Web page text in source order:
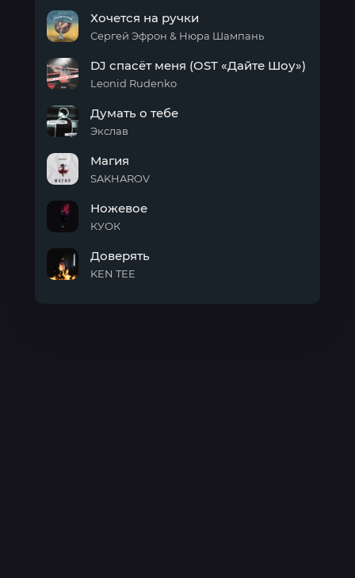
на
ручки
Хочется на ручки
Сергей Эфрон & Нюра Шампань
спасёт
меня
«Дайте
Шоу»)
DJ спасёт меня (OST «Дайте Шоу»)
Leonid Rudenko
о
тебе
Думать о тебе
Экслав
Магия
SAKHAROV
Ножевое
КУОК
Доверять
KEN TEE